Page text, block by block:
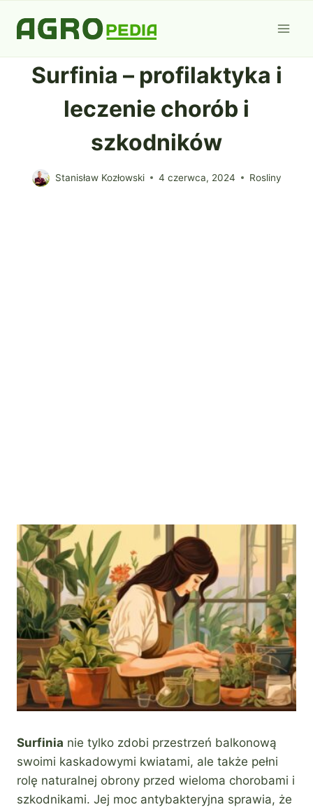
Surfinia – profilaktyka i
leczenie chorób i
szkodników
Stanisław Kozłowski 4 czerwca, 2024 Rosliny
Surfinia nie tylko zdobi przestrzeń balkonową
swoimi kaskadowymi kwiatami, ale także pełni
rolę naturalnej obrony przed wieloma chorobami i
szkodnikami. Jej moc antybakteryjna sprawia, że